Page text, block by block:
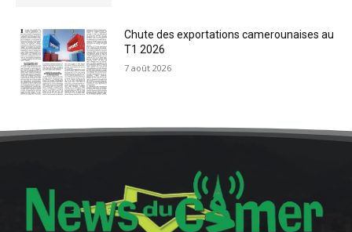
Chute des exportations camerounaises au
T1 2026
7 août 2026